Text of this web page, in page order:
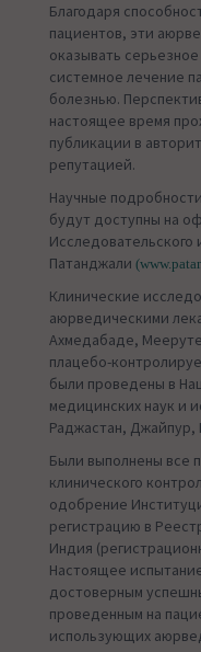
Благодаря
пациентов, эти
оказывать
системное лечение
болезнью.
настоящее время
публикации в
репутацией.
Научные
будут доступны на
Исследовательского
Патанджали
Клинические
аюрведическими
Ахмедабаде,
плацебо-
были проведены в
медицинских наук и
Раджастан, Джайпур,
Были выполнены все
клинического
одобрение
регистрацию в
Индия
Настоящее
достоверным
проведенным на
использующих